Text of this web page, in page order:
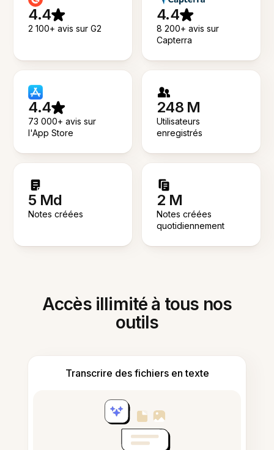
4.4
2 100+ avis sur G2
4.4
8 200+ avis sur
Capterra
4.4
73 000+ avis sur
l'App Store
248 M
Utilisateurs
enregistrés
5 Md
Notes créées
2 M
Notes créées
quotidiennement
Accès illimité à tous nos
outils
Transcrire des fichiers en texte